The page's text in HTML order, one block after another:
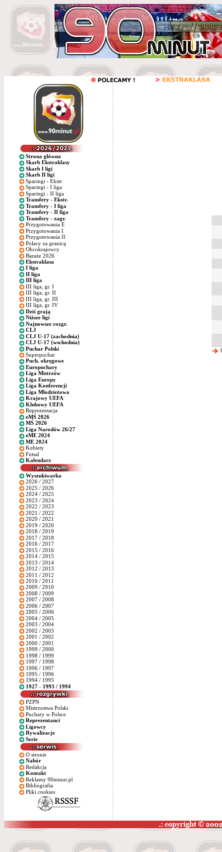
Strona główna
Skarb Ekstraklasy
Skarb I ligi
Skarb II ligi
Sparingi - Ekstr.
Sparingi - I liga
Sparingi - II liga
Transfery - Ekstr.
Transfery - I liga
Transfery - II liga
Transfery - zagr.
Przygotowania E
Przygotowania I
Przygotowania II
Polacy za granicą
Obcokrajowcy
Baraże 2026
Ekstraklasa
I liga
II liga
III liga
III liga, gr. I
III liga, gr. II
III liga, gr. III
III liga, gr. IV
Dziś grają
Niższe ligi
Najnowsze rozgr.
CLJ
CLJ U-17 (zachodnia)
CLJ U-17 (wschodnia)
Puchar Polski
Superpuchar
Puch. okręgowe
Europuchary
Liga Mistrzów
Liga Europy
Liga Konferencji
Liga Młodzieżowa
Krajowy UEFA
Klubowy UEFA
Reprezentacja
eMŚ 2026
MŚ 2026
Liga Narodów 26/27
eME 2024
ME 2024
Kobiety
Futsal
Kalendarz
Wyszukiwarka
2026 / 2027
2025 / 2026
2024 / 2025
2023 / 2024
2022 / 2023
2021 / 2022
2020 / 2021
2019 / 2020
2018 / 2019
2017 / 2018
2016 / 2017
2015 / 2016
2014 / 2015
2013 / 2014
2012 / 2013
2011 / 2012
2010 / 2011
2009 / 2010
2008 / 2009
2007 / 2008
2006 / 2007
2005 / 2006
2004 / 2005
2003 / 2004
2002 / 2003
2001 / 2002
2000 / 2001
1999 / 2000
1998 / 1999
1997 / 1998
1996 / 1997
1995 / 1996
1994 / 1995
1927 - 1993 / 1994
PZPN
Mistrzostwa Polski
Puchary w Polsce
Reprezentanci
Ligowcy
Rywalizacje
Serie
O stronie
Nabór
Redakcja
Kontakt
Reklamy 90minut.pl
Bibliografia
Pliki cookies